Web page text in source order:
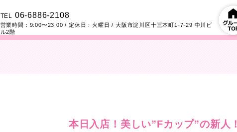
TEL 06-6886-2108
営業時間： 9:00〜23:00 / 定休日：火曜日 /大阪市淀川区十三本町1-7-29 中川ビ
ル2階
本日入店！美しい”Fカップ”の新人！